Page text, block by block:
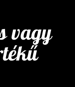
vagy